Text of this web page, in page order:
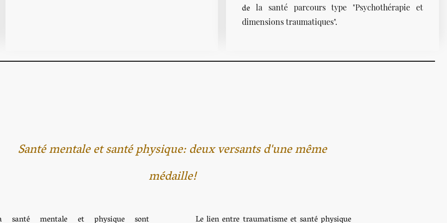
de la santé parcours type "Psychothérapie et
dimensions traumatiques".
Santé mentale et santé physique: deux versants d'une même
médaille!
Le lien entre traumatisme et santé physique
santé mentale et physique sont